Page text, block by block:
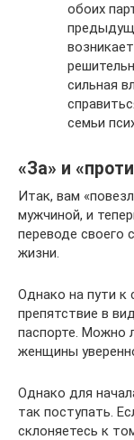
обоих
сильная
семьи
«За» и
Итак, вам
мужчиной, и
переводе своего
жизни.
Однако на пути к
препятствие в
паспорте. Можно
женщины
Однако для
так поступать.
склоняетесь к